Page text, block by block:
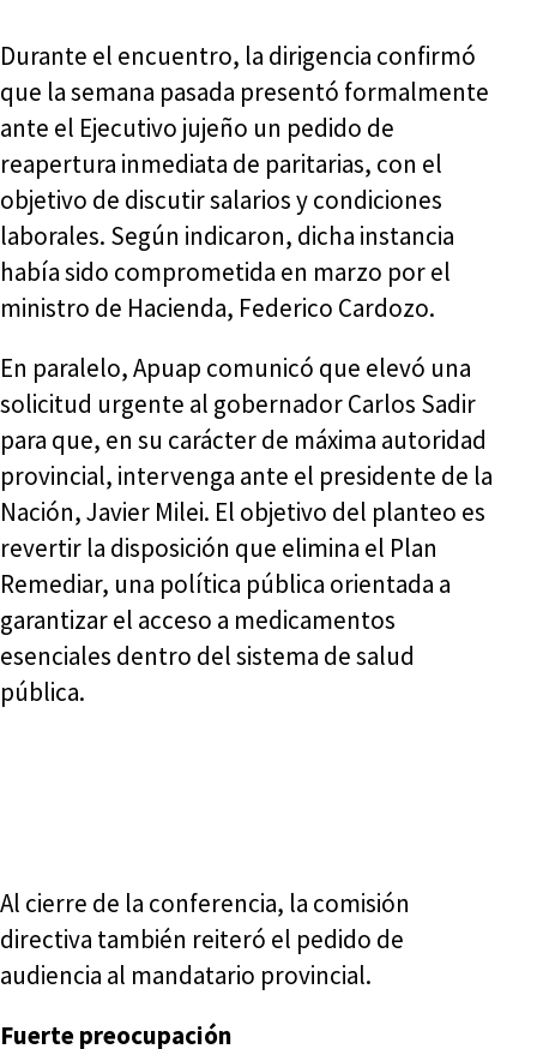
Durante el encuentro, la dirigencia confirmó
que la semana pasada presentó formalmente
ante el Ejecutivo jujeño un pedido de
reapertura inmediata de paritarias, con el
objetivo de discutir salarios y condiciones
laborales. Según indicaron, dicha instancia
había sido comprometida en marzo por el
ministro de Hacienda, Federico Cardozo.
En paralelo, Apuap comunicó que elevó una
solicitud urgente al gobernador Carlos Sadir
para que, en su carácter de máxima autoridad
provincial, intervenga ante el presidente de la
Nación, Javier Milei. El objetivo del planteo es
revertir la disposición que elimina el Plan
Remediar, una política pública orientada a
garantizar el acceso a medicamentos
esenciales dentro del sistema de salud
pública.
Al cierre de la conferencia, la comisión
directiva también reiteró el pedido de
audiencia al mandatario provincial.
Fuerte preocupación